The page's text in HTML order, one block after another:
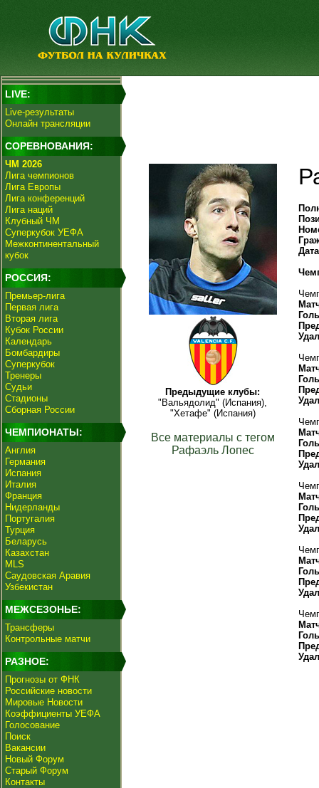
LIVE:
Live-результаты
Онлайн трансляции
СОРЕВНОВАНИЯ:
ЧМ 2026
Лига чемпионов
Лига Европы
Лига конференций
Лига наций
Клубный ЧМ
Суперкубок УЕФА
Межконтинентальный
кубок
РОССИЯ:
Премьер-лига
Первая лига
Вторая лига
Кубок России
Календарь
Бомбардиры
Суперкубок
Тренеры
Судьи
Стадионы
Сборная России
ЧЕМПИОНАТЫ:
Англия
Германия
Испания
Италия
Франция
Нидерланды
Португалия
Турция
Беларусь
Казахстан
MLS
Саудовская Аравия
Узбекистан
МЕЖСЕЗОНЬЕ:
Трансферы
Контрольные матчи
РАЗНОЕ:
Прогнозы от ФНК
Российские новости
Мировые Новости
Коэффициенты УЕФА
Голосование
Поиск
Вакансии
Новый Форум
Старый Форум
Контакты
Предыдущие клубы:
"Вальядолид" (Испания),
"Хетафе" (Испания)
Все материалы с тегом
Рафаэль Лопес